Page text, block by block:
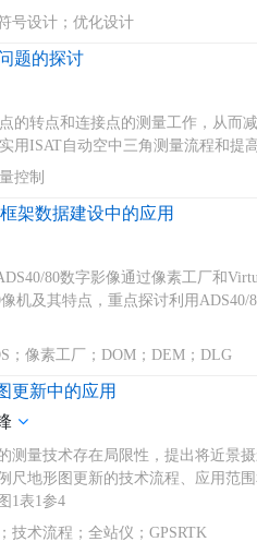
号设计；优化设计
题的探讨
的转点和连接点的测量工作，从而
用ISAT自动空中三角测量流程和提
控制
架数据建设中的应用
80数字影像通过像素工厂和
机及其特点，重点探讨利用ADS40/
；像素工厂；DOM；DEM；DLG
更新中的应用
测量技术存在局限性，提出将近景
尺地形图更新的技术流程、应用范
1表1参4
技术流程；全站仪；GPSRTK